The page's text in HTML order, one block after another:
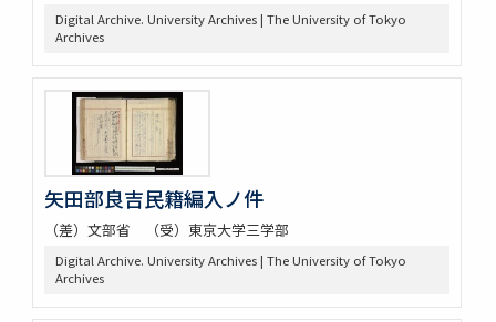
Digital Archive. University Archives | The University of Tokyo
Archives
矢田部良吉民籍編入ノ件
（差）文部省 （受）東京大学三学部
Digital Archive. University Archives | The University of Tokyo
Archives